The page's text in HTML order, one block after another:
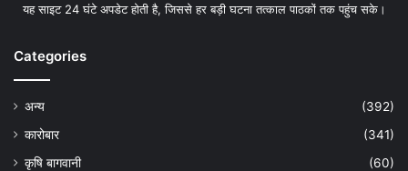
यह साइट 24 घंटे अपडेट होती है, जिससे हर बड़ी घटना तत्काल पाठकों तक पहुंच सके।
Categories
अन्य
(392)
कारोबार
(341)
कृषि बागवानी
(60)